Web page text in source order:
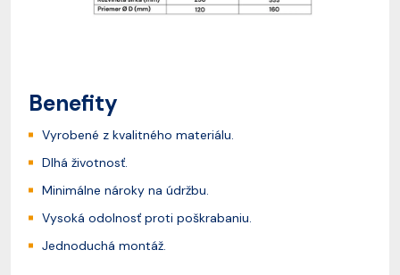
Benefity
Vyrobené z kvalitného materiálu.
Dlhá životnosť.
Minimálne nároky na údržbu.
Vysoká odolnosť proti poškrabaniu.
Jednoduchá montáž.